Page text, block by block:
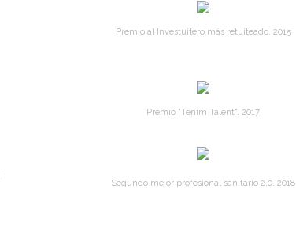
Premio al Investuitero más retuiteado. 2015
Premio "Tenim Talent". 2017
Segundo mejor profesional sanitario 2.0. 2018